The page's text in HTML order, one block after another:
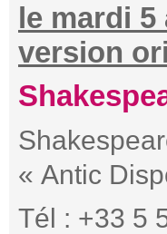
le mardi 5
version
« Antic
Tél : +33 5